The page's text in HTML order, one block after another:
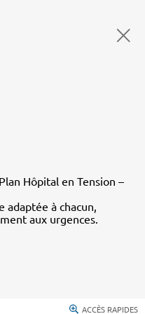
Hôpital en Tension –
adaptée à chacun,
aux urgences.
ACCÈS RAPIDES